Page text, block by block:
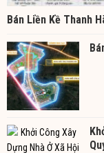
Bán Liền Kề Thanh